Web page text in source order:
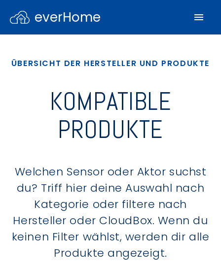
everHome
ÜBERSICHT DER HERSTELLER UND PRODUKTE
KOMPATIBLE
PRODUKTE
Welchen Sensor oder Aktor suchst
du? Triff hier deine Auswahl nach
Kategorie oder filtere nach
Hersteller oder CloudBox. Wenn du
keinen Filter wählst, werden dir alle
Produkte angezeigt.